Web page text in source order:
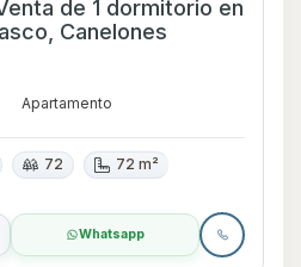
de 1 dormitorio en
Canelones
Apartamento
72 72 m²
Whatsapp